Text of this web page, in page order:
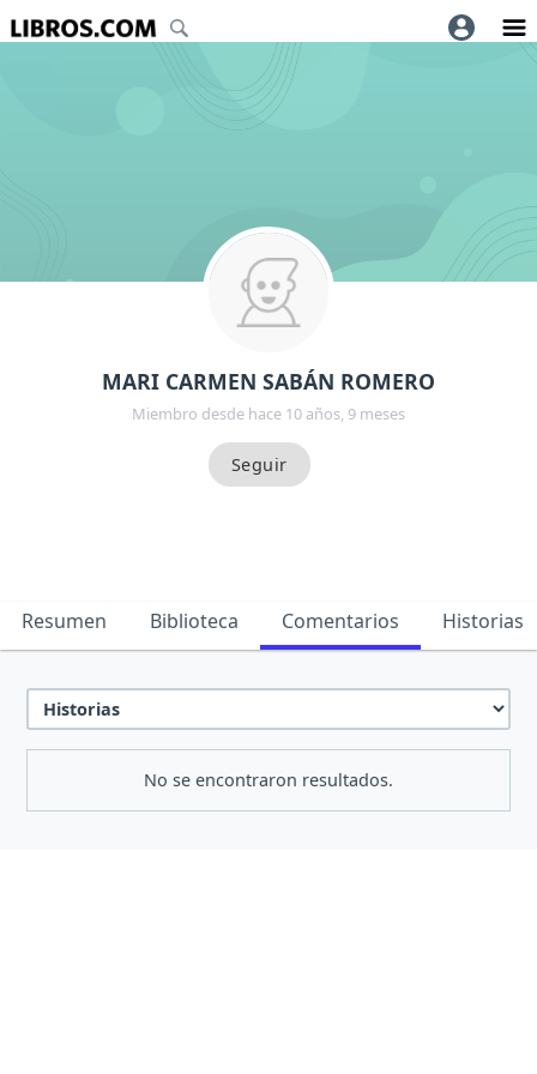
MARI CARMEN SABÁN ROMERO
Miembro desde hace 10 años, 9 meses
Resumen Biblioteca Comentarios Historias
No se encontraron resultados.